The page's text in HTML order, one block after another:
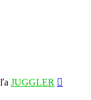
JUGGLER